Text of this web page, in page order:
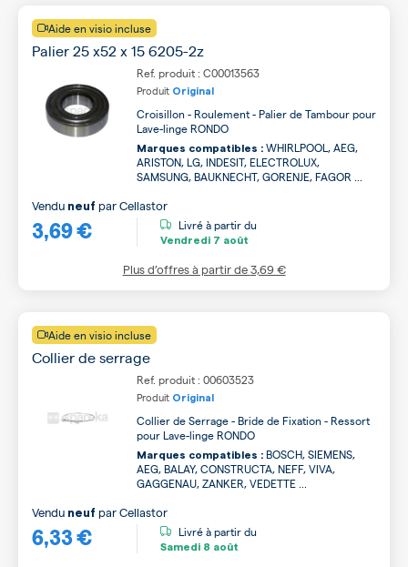
Aide en visio incluse
Palier 25 x52 x 15 6205-2z
Ref. produit : C00013563
Produit Original
Croisillon - Roulement - Palier de Tambour pour
Lave-linge RONDO
Marques compatibles : WHIRLPOOL, AEG,
ARISTON, LG, INDESIT, ELECTROLUX,
SAMSUNG, BAUKNECHT, GORENJE, FAGOR ...
3,69 €
Vendu neuf parCellastor
Livré à partir du
Vendredi 7 août
Plus d’offres à partir de3,69 €
Aide en visio incluse
Collier de serrage
Ref. produit : 00603523
Produit Original
Collier de Serrage - Bride de Fixation - Ressort
pour Lave-linge RONDO
Marques compatibles : BOSCH, SIEMENS,
AEG, BALAY, CONSTRUCTA, NEFF, VIVA,
GAGGENAU, ZANKER, VEDETTE ...
6,33 €
Vendu neuf parCellastor
Livré à partir du
Samedi 8 août